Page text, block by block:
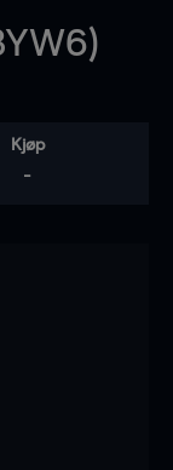
Kjøp
-